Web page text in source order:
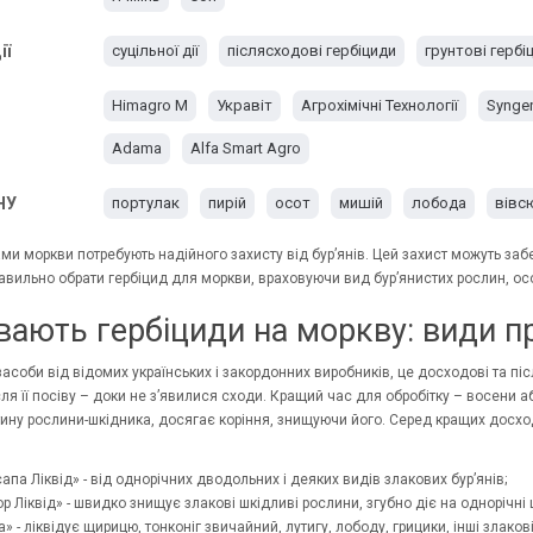
суцільної дії післясходові гербіциди грунтові
Himagro M Укравіт Агрохімічні Технології
Adama Alfa Smart Agro
портулак пирій осот мишій лобода
моркви потребують надійного захисту від бур’янів. Цей захист можуть
обрати гербіцид для моркви, враховуючи вид бур’янистих рослин,
гербіциди на моркву: види
від відомих українських і закордонних виробників, це досходові та
її посіву – доки не з’явилися сходи. Кращий час для обробітку – восени
рослини-шкідника, досягає коріння, знищуючи його. Серед кращих
Ліквід» - від однорічних дводольних і деяких видів злакових бур’янів;
Ліквід» - швидко знищує злакові шкідливі рослини, згубно діє на однорічні
- ліквідує щирицю, тонконіг звичайний, лутигу, лободу, грицики, інші